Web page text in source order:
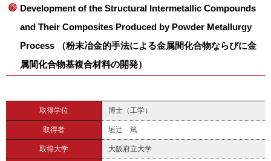
Development of the Structural Intermetallic Compounds
and Their Composites Produced by Powder Metallurgy
Process （粉末冶金的手法による金属間化合物ならびに金
属間化合物基複合材料の開発）
取得学位 博士（工学）
取得者 垣辻 篤
取得大学 大阪府立大学